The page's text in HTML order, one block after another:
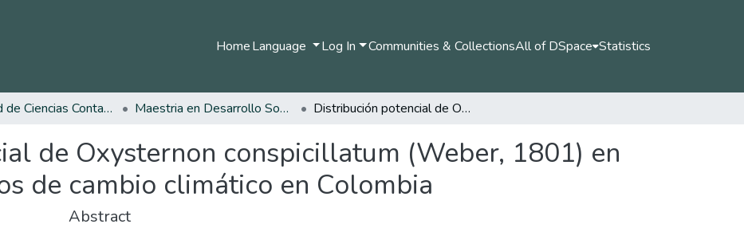
HomeLanguage Log In Communities & CollectionsAll of DSpace Statistics
Facultad de Ciencias Contables Económicas y Administrativas Maestria en Desarrollo Sostenible y Medio Ambiente Distribución potencial de Oxysternon conspicillatum (Weber, 1801) en diferentes escenarios de cambio climático en Colombia
de Oxysternon conspicillatum (Weber, 1801) en
de cambio climático en Colombia
Abstract